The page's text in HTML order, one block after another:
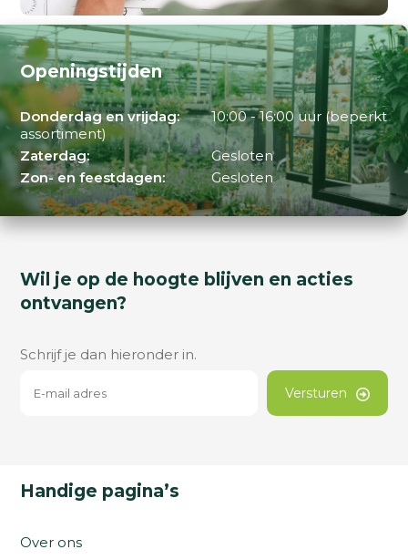
Openingstijden
Donderdag en vrijdag:
10:00 - 16:00 uur (beperkt
assortiment)
Zaterdag:
Gesloten
Zon- en feestdagen:
Gesloten
Wil je op de hoogte blijven en acties
ontvangen?
Schrijf je dan hieronder in.
Versturen
Handige pagina’s
Over ons